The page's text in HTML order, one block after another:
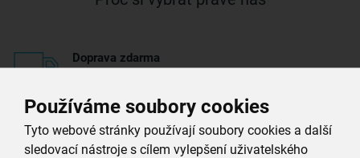
Používáme soubory cookies
Tyto webové stránky používají soubory cookies a další
sledovací nástroje s cílem vylepšení uživatelského
Doprava zdarma
Zboží doručujeme rychle
máme téměr vše skladem